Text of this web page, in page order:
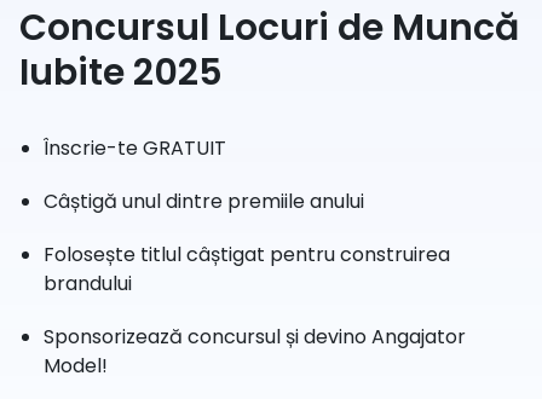
Concursul Locuri de Muncă
Iubite 2025
Înscrie-te GRATUIT
Câștigă unul dintre premiile anului
Folosește titlul câștigat pentru construirea
brandului
Sponsorizează concursul și devino Angajator
Model!